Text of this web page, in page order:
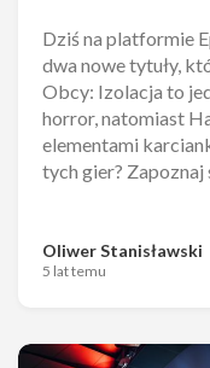
Dziś na platformie
dwa nowe tytuły,
Obcy: Izolacja to
horror, natomiast
elementami
tych gier? Zapoznaj
Oliwer Stanisławski
5 lat temu